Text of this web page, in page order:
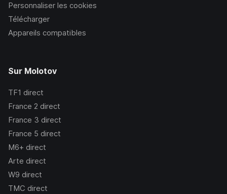
Personnaliser les cookies
Télécharger
Appareils compatibles
Sur Molotov
TF1 direct
France 2 direct
France 3 direct
France 5 direct
M6+ direct
Arte direct
W9 direct
TMC direct